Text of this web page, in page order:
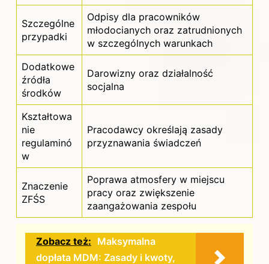
Szczególne
przypadki
Odpisy dla pracowników
młodocianych oraz zatrudnionych
w szczególnych warunkach
Dodatkowe
źródła
środków
Darowizny oraz działalność
socjalna
Kształtowa
nie
regulaminó
w
Pracodawcy określają zasady
przyznawania świadczeń
Znaczenie
ZFŚS
Poprawa atmosfery w miejscu
pracy oraz zwiększenie
zaangażowania zespołu
Zobacz też: Maksymalna
dopłata MDM: Zasady i kwoty,